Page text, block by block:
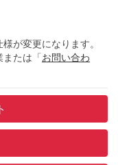
が変更になります。
または「お問い合わ